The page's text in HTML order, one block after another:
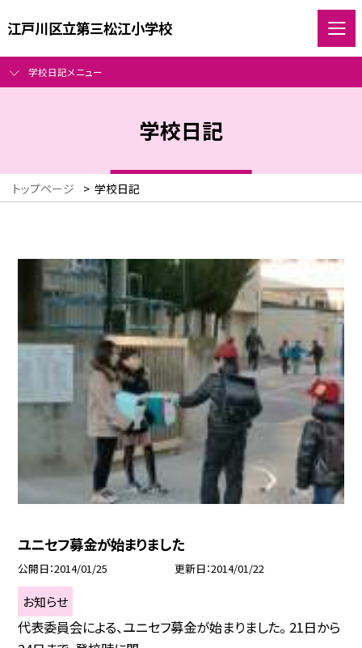
江戸川区立第三松江小学校
学校日記メニュー
学校日記
トップページ > 学校日記
ユニセフ募金が始まりました
公開日 2014/01/25 更新日 2014/01/22
お知らせ
代表委員会による、ユニセフ募金が始まりました。 21日から